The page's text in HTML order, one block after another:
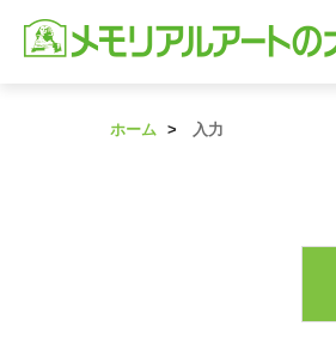
ホーム 入力